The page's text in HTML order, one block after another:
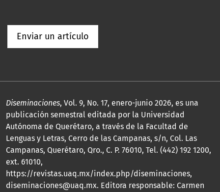
Enviar un artículo
Diseminaciones, Vol. 9, No. 17, enero-junio 2026, es una
publicación semestral editada por la Universidad
Autónoma de Querétaro, a través de la Facultad de
Lenguas y Letras, Cerro de las Campanas, s/n, Col. Las
Campanas, Querétaro, Qro., C. P. 76010, Tel. (442) 192 1200,
ext. 61010,
https://revistas.uaq.mx/index.php/diseminaciones,
diseminaciones@uaq.mx. Editora responsable: Carmen